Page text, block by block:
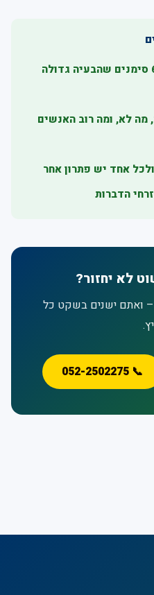
ג'וק אחד זה לא מקרה – 6 סימנים שהבעיה גדולה
מה לא, ומה רוב האנשים
הדברות
לא יחזור?
ואתם ישנים בשקט כל
📞 052-2502275